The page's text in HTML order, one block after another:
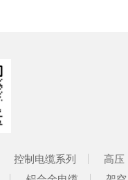
控制电缆系列
高压